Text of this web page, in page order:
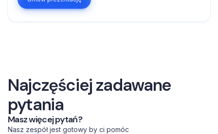
Najczęściej zadawane
pytania
Masz więcej pytań?
Nasz zespół jest gotowy by ci pomóc